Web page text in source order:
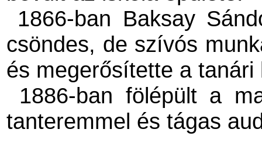
1866-ban Baksay
csöndes, de szívós
és megerősítette a tanári
1886-ban fölépült a
tanteremmel és tágas